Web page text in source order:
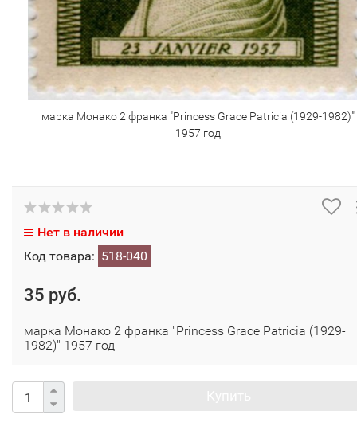
марка Монако 2 франка "Princess Grace Patricia (1929-1982)"
1957 год
Нет в наличии
Код товара: 518-040
35 руб.
марка Монако 2 франка "Princess Grace Patricia (1929-
1982)" 1957 год